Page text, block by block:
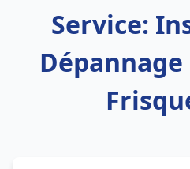
Service: